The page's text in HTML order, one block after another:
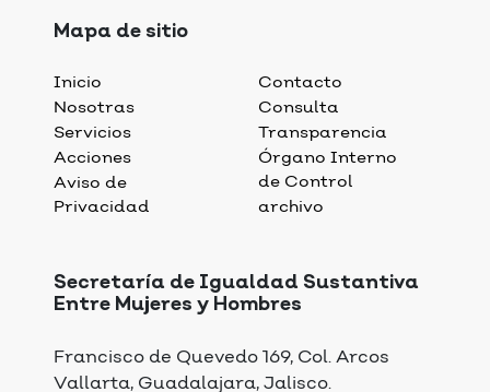
Mapa de sitio
Inicio
Nosotras
Servicios
Acciones
Aviso de
Privacidad
Contacto
Consulta
Transparencia
Órgano Interno
de Control
archivo
Secretaría de Igualdad Sustantiva
Entre Mujeres y Hombres
Francisco de Quevedo 169, Col. Arcos
Vallarta, Guadalajara, Jalisco.